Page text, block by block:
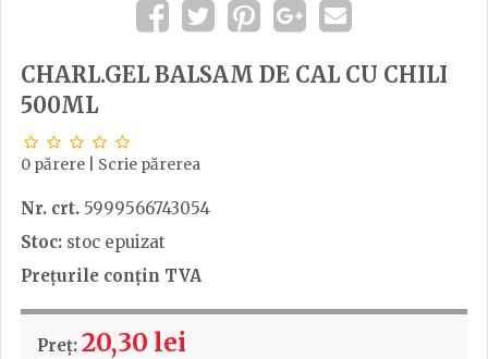
CHARL.GEL BALSAM DE CAL CU CHILI
500ML
0 părere Scrie părerea
Nr. crt. 5999566743054
Stoc: stoc epuizat
Prețurile conțin TVA
Preț:20,30 lei